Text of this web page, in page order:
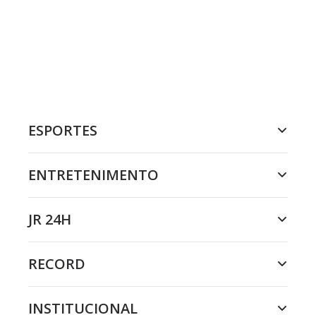
ESPORTES
ENTRETENIMENTO
JR 24H
RECORD
INSTITUCIONAL